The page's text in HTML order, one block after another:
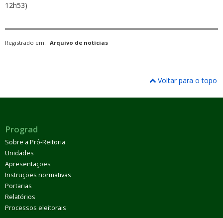
12h53)
Registrado em: Arquivo de notícias
Voltar para o topo
Prograd
Sobre a Pró-Reitoria
Unidades
Apresentações
Instruções normativas
Portarias
Relatórios
Processos eleitorais